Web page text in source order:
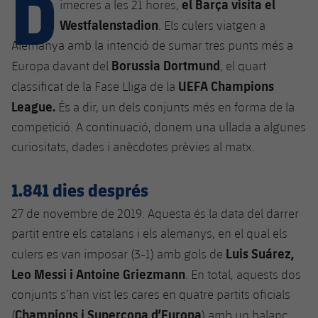
plusicon
més
Instal·lacions
Spotify Camp Nou
Estadi Johan Cruyff
Barça Cafe
Ciutat Esportiva
La Masia
plusicon
més
Serveis
plusicon
més
SUB13
SUB12
SUB11 A
SUB11 B
SUB9 A
SUB9 B
SUB8 A
SUB13 B
SUB12 C
SUB11 C
Entrades
Gameday Shows
Resultats
Classificacions
Fotos
Història
Base
Barça Atlètic
Cadet A
Cadet B
Infantil A
Infantil B
Mini
Campus Estiu
PLUSICON
MÉS
Primer Equip
plusicon
més
Calendari
Entrades
Classificació
Jugadors
Barça Atlètic
plusicon
més
Calendari
Resultats
Classificació
Jugadors
Actualitat
Juvenil
Cadet A
PLUSICON
MÉS
Primer equip
Actualitat
Calendari
Barça Atlètic
plusicon
més
Actualitat
imecres a les 21 hores, el Barça visita el
Westfalenstadion . Els culers viatgen a
Alemanya amb la intenció de sumar tres punts més a
Europa davant del Borussia Dortmund, el quart
classificat de la Fase Lliga de la UEFA Champions
League. És a dir, un dels conjunts més en forma de la
competició. A continuació, donem una ullada a algunes
curiositats, dades i anècdotes prèvies al matx.
1.841 dies després
27 de novembre de 2019. Aquesta és la data del darrer
partit entre els catalans i els alemanys, en el qual els
culers es van imposar (3-1) amb gols de Luis Suárez,
Leo Messi i Antoine Griezmann . En total, aquests dos
conjunts s’han vist les cares en quatre partits oficials
(Champions i Supercopa d’Europa) amb un balanç